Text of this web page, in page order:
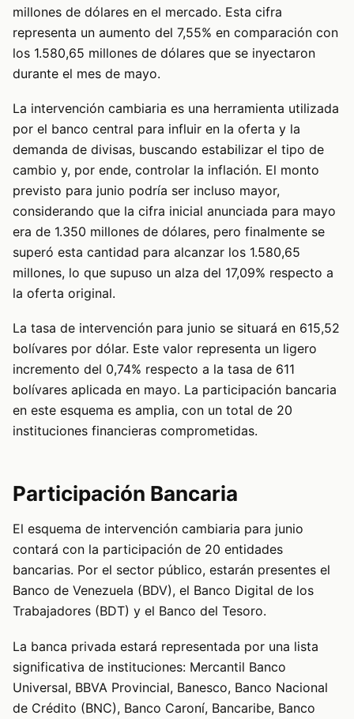
millones de dólares en el mercado. Esta cifra
representa un aumento del 7,55% en comparación con
los 1.580,65 millones de dólares que se inyectaron
durante el mes de mayo.
La intervención cambiaria es una herramienta utilizada
por el banco central para influir en la oferta y la
demanda de divisas, buscando estabilizar el tipo de
cambio y, por ende, controlar la inflación. El monto
previsto para junio podría ser incluso mayor,
considerando que la cifra inicial anunciada para mayo
era de 1.350 millones de dólares, pero finalmente se
superó esta cantidad para alcanzar los 1.580,65
millones, lo que supuso un alza del 17,09% respecto a
la oferta original.
La tasa de intervención para junio se situará en 615,52
bolívares por dólar. Este valor representa un ligero
incremento del 0,74% respecto a la tasa de 611
bolívares aplicada en mayo. La participación bancaria
en este esquema es amplia, con un total de 20
instituciones financieras comprometidas.
Participación Bancaria
El esquema de intervención cambiaria para junio
contará con la participación de 20 entidades
bancarias. Por el sector público, estarán presentes el
Banco de Venezuela (BDV), el Banco Digital de los
Trabajadores (BDT) y el Banco del Tesoro.
La banca privada estará representada por una lista
significativa de instituciones: Mercantil Banco
Universal, BBVA Provincial, Banesco, Banco Nacional
de Crédito (BNC), Banco Caroní, Bancaribe, Banco